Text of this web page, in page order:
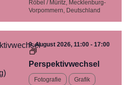
Röbel / Müritz, Mecklenburg-
Vorpommern, Deutschland
9. August 2026, 11:00 -17:00
Perspektivwechsel…
Ausstellung
Perspektivwechsel
Fotografie Grafik